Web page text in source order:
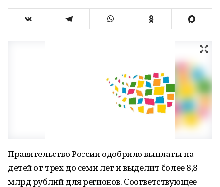
Правительство России одобрило выплаты на
детей от трех до семи лет и выделит более 8,8
млрд рублнй для регионов. Соответствующее